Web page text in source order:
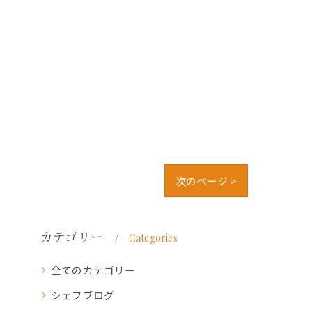
次のページ >
カテゴリー Categories
全てのカテゴリー
シェフブログ